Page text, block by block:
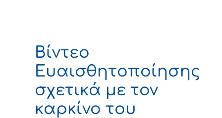
Βίντεο
Ευαισθητοποίησης
σχετικά με τον
καρκίνο του